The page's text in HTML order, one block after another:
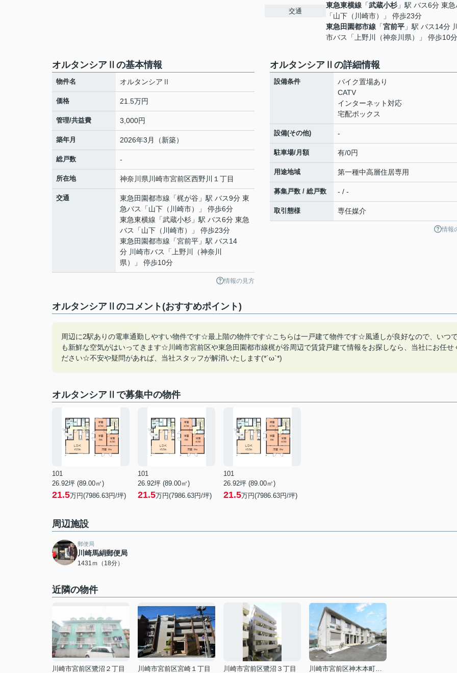
交通
東急東横線 「武蔵小杉 」駅 バス6分 東急
「山下（川崎市）」 停歩23分
東急田園都市線 「宮前平 」駅 バス14分
市バス「上野川（神奈川県）」 停歩10分
オルタンシアⅡの基本情報
物件名 オルタンシアⅡ
価格 21.5万円
管理/共益費 3,000円
築年月 2026年3月（新築）
総戸数 -
所在地 神奈川県 川崎市宮前区西野川 １丁目
交通 東急田園都市線 「梶が谷 」駅 バス9分 東
急バス「山下（川崎市）」 停歩6分
東急東横線 「武蔵小杉 」駅 バス6分 東急
バス「山下（川崎市）」 停歩23分
東急田園都市線 「宮前平 」駅 バス14
分 川崎市バス「上野川（神奈川
県）」 停歩10分
情報の見方
オルタンシアⅡの詳細情報
設備条件
バイク置場あり
CATV
インターネット対応
宅配ボックス
設備(その他) -
駐車場/月額 有/0円
用途地域 第一種中高層住居専用
募集戸数 / 総戸数 - / -
取引態様 専任媒介
情報
オルタンシアⅡのコメント(おすすめポイント)
周辺に2駅ありの電車通勤しやすい物件です☆最上階の物件です☆こちらは一戸建て物件です☆風通しが良好なので、いつ
も新鮮な空気がはいってきます☆川崎市宮前区や東急田園都市線梶が谷周辺で賃貸戸建て情報をお探しなら、当社にお任せ
ださい☆不安や疑問があれば、当社スタッフが解消いたします(*´ω`*)
オルタンシアⅡで募集中の物件
101
26.92坪 (89.00㎡)
21.5万円(7986.63円/坪)
101
26.92坪 (89.00㎡)
21.5万円(7986.63円/坪)
101
26.92坪 (89.00㎡)
21.5万円(7986.63円/坪)
周辺施設
郵便局
川崎馬絹郵便局
1431ｍ（18分）
近隣の物件
川崎市宮前区鷺沼２丁目
川崎市宮前区宮崎１丁目
川崎市宮前区鷺沼３丁目
川崎市宮前区神木本町２丁目